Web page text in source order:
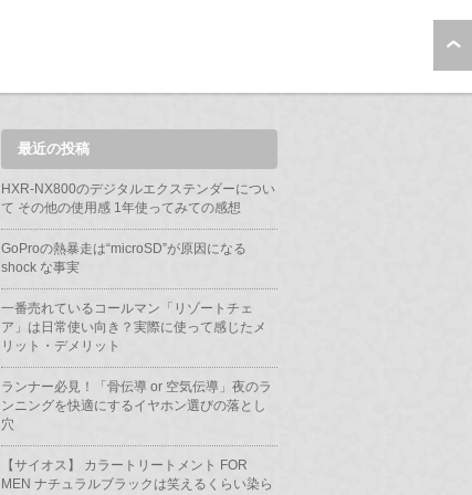
最近の投稿
HXR-NX800のデジタルエクステンダーについ
て その他の使用感 1年使ってみての感想
GoProの熱暴走は“microSD”が原因になる
shock な事実
一番売れているコールマン「リゾートチェ
ア」は日常使い向き？実際に使って感じたメ
リット・デメリット
ランナー必見！「骨伝導 or 空気伝導」夜のラ
ンニングを快適にするイヤホン選びの落とし
穴
【サイオス】 カラートリートメント FOR
MEN ナチュラルブラックは笑えるくらい染ら